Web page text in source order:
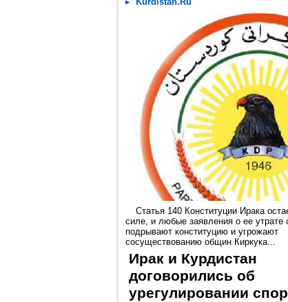
Статья 140 Конституции Ирака
силе, и любые заявления о ее утрате
подрывают конституцию и угрожают
сосуществованию общин Киркука...
Ирак и Курдистан
договорились об
урегулировании